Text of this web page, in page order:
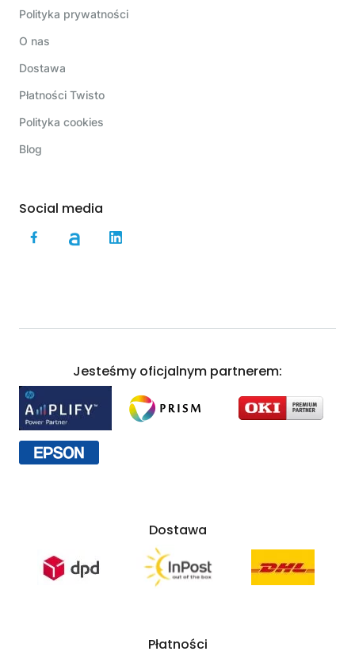
Polityka prywatności
O nas
Dostawa
Płatności Twisto
Polityka cookies
Blog
Social media
Jesteśmy oficjalnym partnerem:
Dostawa
Płatności